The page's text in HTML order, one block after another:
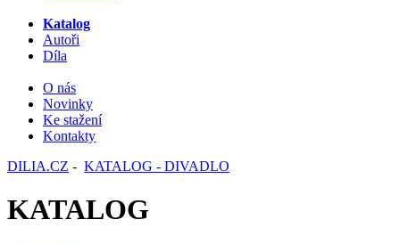
Katalog
Autoři
Díla
O nás
Novinky
Ke stažení
Kontakty
DILIA.CZ - KATALOG - DIVADLO
KATALOG